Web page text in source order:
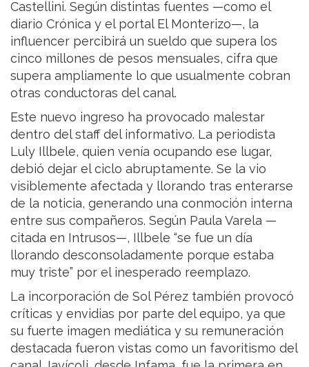
Castellini. Según distintas fuentes —como el
diario Crónica y el portal El Monterizo—, la
influencer percibirá un sueldo que supera los
cinco millones de pesos mensuales, cifra que
supera ampliamente lo que usualmente cobran
otras conductoras del canal.
Este nuevo ingreso ha provocado malestar
dentro del staff del informativo. La periodista
Luly Illbele, quien venía ocupando ese lugar,
debió dejar el ciclo abruptamente. Se la vio
visiblemente afectada y llorando tras enterarse
de la noticia, generando una conmoción interna
entre sus compañeros. Según Paula Varela —
citada en Intrusos—, Illbele “se fue un día
llorando desconsoladamente porque estaba
muy triste” por el inesperado reemplazo.
La incorporación de Sol Pérez también provocó
críticas y envidias por parte del equipo, ya que
su fuerte imagen mediática y su remuneración
destacada fueron vistas como un favoritismo del